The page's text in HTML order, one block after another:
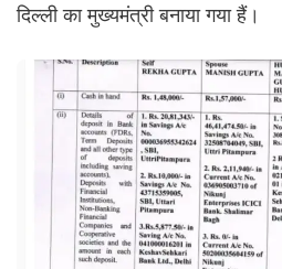
दिल्ली का मुख्यमंत्री बनाया गया हैं।